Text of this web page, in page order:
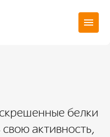
белки
активность,